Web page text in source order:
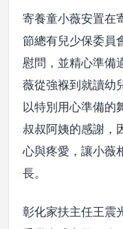
寄養童小薇安置在
節總有兒少保委員
慰問，並精心準備
薇從強褓到就讀幼
以特別用心準備的
叔叔阿姨的感謝，
心與疼愛，讓小薇
長。
彰化家扶主任王震